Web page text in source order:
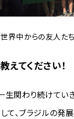
界中からの友人た
えてください！
生関わり続けてい
て、ブラジルの発